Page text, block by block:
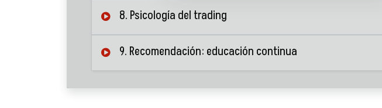
8. Psicología del trading
9. Recomendación: educación continua